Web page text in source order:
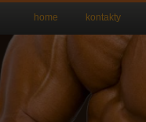
home kontakty